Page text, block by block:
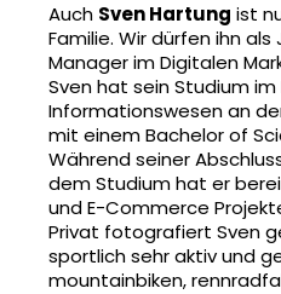
Auch Sven Hartung ist
Familie. Wir dürfen ihn
Manager im Digitalen
Sven hat sein Studium
Informationswesen an
mit einem Bachelor of
Während seiner
dem Studium hat er
und E-Commerce
Privat fotografiert Sven
sportlich sehr aktiv und
mountainbiken,